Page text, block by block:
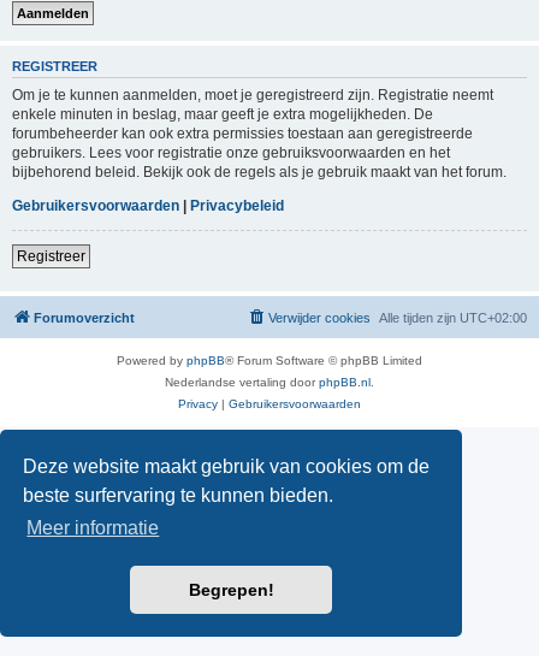
Deze website maakt gebruik van cookies om de
beste surfervaring te kunnen bieden.
Meer informatie
Begrepen!
REGISTREER
Om je te kunnen aanmelden, moet je geregistreerd zijn. Registratie neemt
enkele minuten in beslag, maar geeft je extra mogelijkheden. De
forumbeheerder kan ook extra permissies toestaan aan geregistreerde
gebruikers. Lees voor registratie onze gebruiksvoorwaarden en het
bijbehorend beleid. Bekijk ook de regels als je gebruik maakt van het forum.
Gebruikersvoorwaarden | Privacybeleid
Registreer
Forumoverzicht Alle tijden zijn UTC+02:00
Verwijder cookies
Powered by phpBB® Forum Software © phpBB Limited
Nederlandse vertaling doorphpBB.nl
Privacy | Gebruikersvoorwaarden